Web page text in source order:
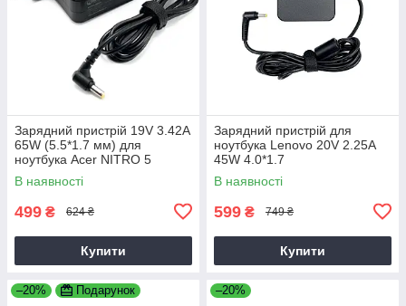
Зарядний пристрій 19V 3.42A
65W (5.5*1.7 мм) для
ноутбука Acer NITRO 5
AN515-31 65
В наявності
499 ₴ 624 ₴
Купити
Зарядний пристрій для
ноутбука Lenovo 20V 2.25A
45W 4.0*1.7
В наявності
599 ₴ 749 ₴
Купити
–20% Подарунок –20%